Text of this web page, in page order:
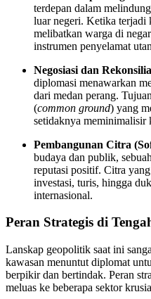
terdepan dalam
luar negeri. Ketika terjadi
melibatkan warga di
instrumen penyelamat
Negosiasi dan
diplomasi menawarkan
dari medan perang.
(common ground) yang
setidaknya meminimalisir
Pembangunan Citra
budaya dan publik,
reputasi positif. Citra
investasi, turis, hingga
internasional.
Peran Strategis di
Lanskap geopolitik saat ini
kawasan menuntut diplomat
berpikir dan bertindak. Peran
meluas ke beberapa sektor